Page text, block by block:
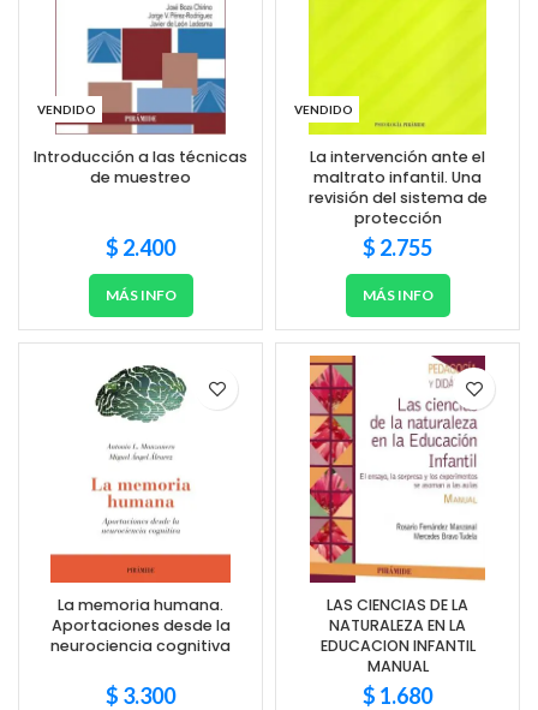
VENDIDO
Introducción a las técnicas
de muestreo
$ 2.400
MÁS INFO
VENDIDO
La intervención ante el
maltrato infantil. Una
revisión del sistema de
protección
$ 2.755
MÁS INFO
La memoria humana.
Aportaciones desde la
neurociencia cognitiva
$ 3.300
LAS CIENCIAS DE LA
NATURALEZA EN LA
EDUCACION INFANTIL
MANUAL
$ 1.680